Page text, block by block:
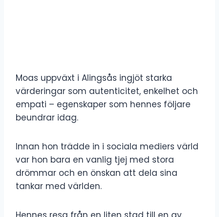
Moas uppväxt i Alingsås ingjöt starka
värderingar som autenticitet, enkelhet och
empati – egenskaper som hennes följare
beundrar idag.
Innan hon trädde in i sociala mediers värld
var hon bara en vanlig tjej med stora
drömmar och en önskan att dela sina
tankar med världen.